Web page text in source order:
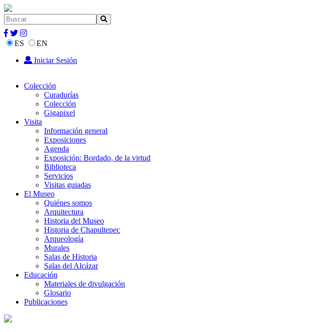
ES
EN
Iniciar Sesión
Colección
Curadurías
Colección
Gigapixel
Visita
Información general
Exposiciones
Agenda
Exposición: Bordado, de la virtud
Biblioteca
Servicios
Visitas guiadas
El Museo
Quiénes somos
Arquitectura
Historia del Museo
Historia de Chapultepec
Arqueología
Murales
Salas de Historia
Salas del Alcázar
Educación
Materiales de divulgación
Glosario
Publicaciones